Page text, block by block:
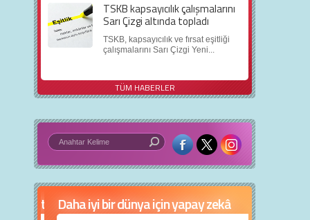
TSKB kapsayıcılık çalışmalarını
Sarı Çizgi altında topladı
TSKB, kapsayıcılık ve fırsat eşitliği
çalışmalarını Sarı Çizgi Yeni...
TÜM HABERLER
Daha iyi bir dünya için yapay zekâ